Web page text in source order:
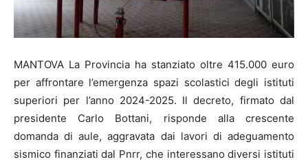
MANTOVA La Provincia ha stanziato oltre 415.000 euro
per affrontare l’emergenza spazi scolastici degli istituti
superiori per l’anno 2024-2025. Il decreto, firmato dal
presidente Carlo Bottani, risponde alla crescente
domanda di aule, aggravata dai lavori di adeguamento
sismico finanziati dal Pnrr, che interessano diversi istituti